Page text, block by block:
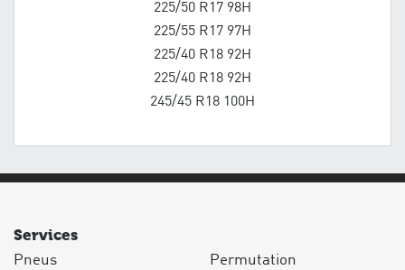
225/50 R17 98H
225/55 R17 97H
225/40 R18 92H
225/40 R18 92H
245/45 R18 100H
Services
Pneus
Permutation